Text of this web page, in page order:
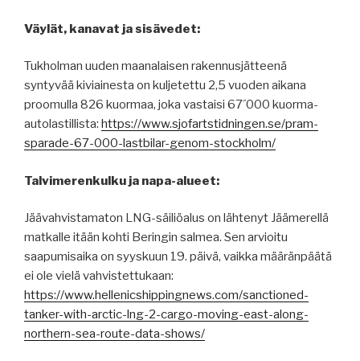
Väylät, kanavat ja sisävedet:
Tukholman uuden maanalaisen rakennusjätteenä
syntyvää kiviainesta on kuljetettu 2,5 vuoden aikana
proomulla 826 kuormaa, joka vastaisi 67´000 kuorma-
autolastillista: https://www.sjofartstidningen.se/pram-
sparade-67-000-lastbilar-genom-stockholm/
Talvimerenkulku ja napa-alueet:
Jäävahvistamaton LNG-säiliöalus on lähtenyt Jäämerellä
matkalle itään kohti Beringin salmea. Sen arvioitu
saapumisaika on syyskuun 19. päivä, vaikka määränpäätä
ei ole vielä vahvistettukaan:
https://www.hellenicshippingnews.com/sanctioned-
tanker-with-arctic-lng-2-cargo-moving-east-along-
northern-sea-route-data-shows/